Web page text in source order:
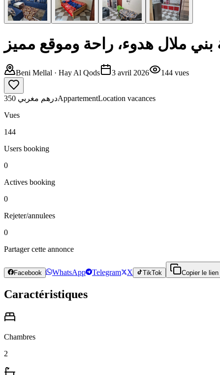
ملال هدوء، راحة وموقع مميز
Beni Mellal · Hay Al Qods 3 avril 2026 144 vues
350 درهم مغربيAppartementLocation vacances
Vues
144
Users booking
0
Actives booking
0
Rejeter/annulees
0
Partager cette annonce
Facebook WhatsApp Telegram X TikTok Copier le lien
Caractéristiques
Chambres
2